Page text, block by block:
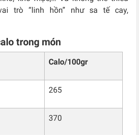
trò “linh hồn” như sa tế cay,
trong món
Calo/100gr
265
370